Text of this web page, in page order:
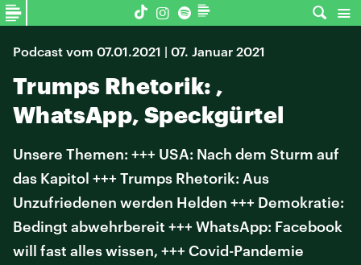
Podcast vom 07.01.2021 | 07. Januar 2021
Trumps Rhetorik: ,
WhatsApp, Speckgürtel
Unsere Themen: +++ USA: Nach dem Sturm auf
das Kapitol +++ Trumps Rhetorik: Aus
Unzufriedenen werden Helden +++ Demokratie:
Bedingt abwehrbereit +++ WhatsApp: Facebook
will fast alles wissen, +++ Covid-Pandemie